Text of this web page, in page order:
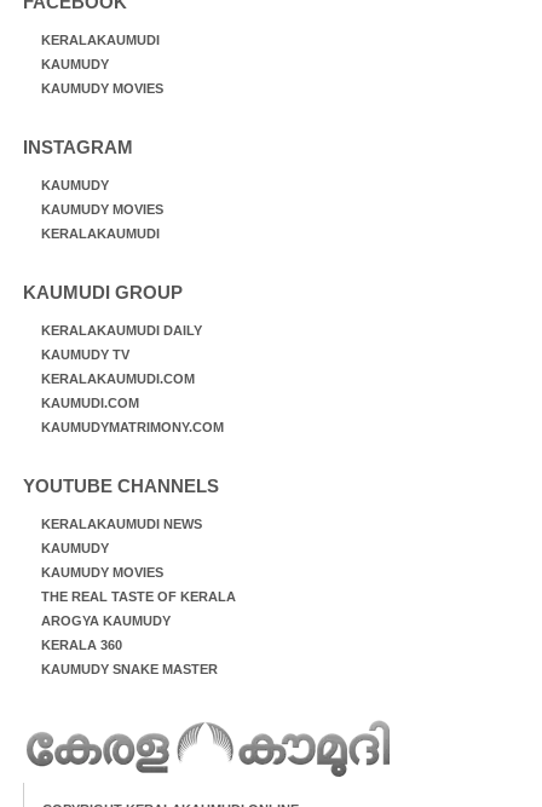
KERALAKAUMUDI
KAUMUDY
KAUMUDY MOVIES
INSTAGRAM
KAUMUDY
KAUMUDY MOVIES
KERALAKAUMUDI
KAUMUDI GROUP
KERALAKAUMUDI DAILY
KAUMUDY TV
KERALAKAUMUDI.COM
KAUMUDI.COM
KAUMUDYMATRIMONY.COM
YOUTUBE CHANNELS
KERALAKAUMUDI NEWS
KAUMUDY
KAUMUDY MOVIES
THE REAL TASTE OF KERALA
AROGYA KAUMUDY
KERALA 360
KAUMUDY SNAKE MASTER